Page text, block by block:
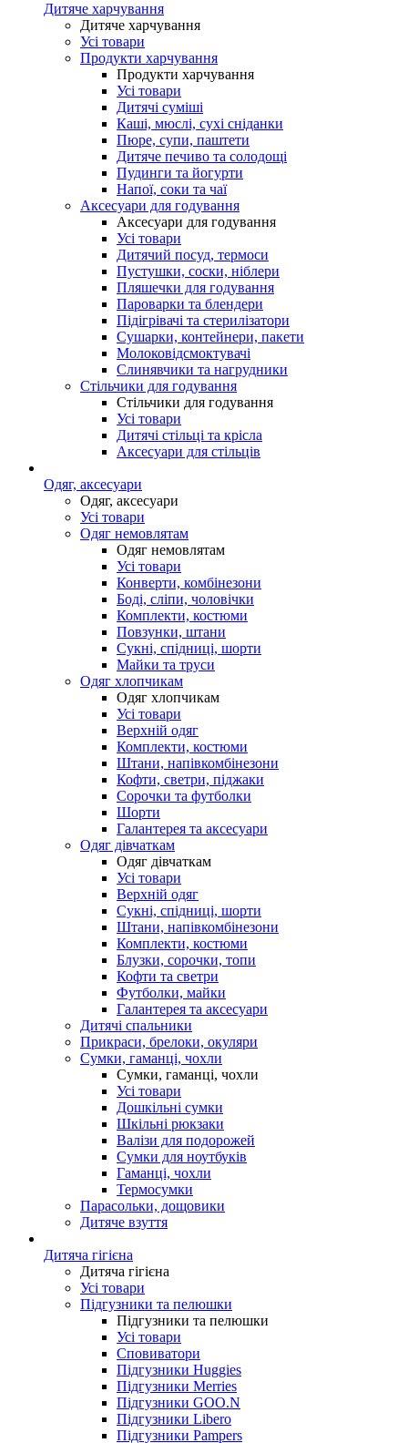
Дитяче харчування
Дитяче харчування
Усі товари
Продукти харчування
Продукти харчування
Усі товари
Дитячі суміші
Каші, мюслі, сухі сніданки
Пюре, супи, паштети
Дитяче печиво та солодощі
Пудинги та йогурти
Напої, соки та чаї
Аксесуари для годування
Аксесуари для годування
Усі товари
Дитячий посуд, термоси
Пустушки, соски, ніблери
Пляшечки для годування
Пароварки та блендери
Підігрівачі та стерилізатори
Сушарки, контейнери, пакети
Молоковідсмоктувачі
Слинявчики та нагрудники
Стільчики для годування
Стільчики для годування
Усі товари
Дитячі стільці та крісла
Аксесуари для стільців
Одяг, аксесуари
Одяг, аксесуари
Усі товари
Одяг немовлятам
Одяг немовлятам
Усі товари
Конверти, комбінезони
Боді, сліпи, чоловічки
Комплекти, костюми
Повзунки, штани
Сукні, спідниці, шорти
Майки та труси
Одяг хлопчикам
Одяг хлопчикам
Усі товари
Верхній одяг
Комплекти, костюми
Штани, напівкомбінезони
Кофти, светри, піджаки
Сорочки та футболки
Шорти
Галантерея та аксесуари
Одяг дівчаткам
Одяг дівчаткам
Усі товари
Верхній одяг
Сукні, спідниці, шорти
Штани, напівкомбінезони
Комплекти, костюми
Блузки, сорочки, топи
Кофти та светри
Футболки, майки
Галантерея та аксесуари
Дитячі спальники
Прикраси, брелоки, окуляри
Сумки, гаманці, чохли
Сумки, гаманці, чохли
Усі товари
Дошкільні сумки
Шкільні рюкзаки
Валізи для подорожей
Сумки для ноутбуків
Гаманці, чохли
Термосумки
Парасольки, дощовики
Дитяче взуття
Дитяча гігієна
Дитяча гігієна
Усі товари
Підгузники та пелюшки
Підгузники та пелюшки
Усі товари
Сповиватори
Підгузники Huggies
Підгузники Merries
Підгузники GOO.N
Підгузники Libero
Підгузники Pampers